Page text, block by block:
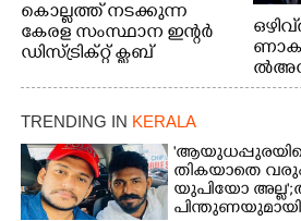
കൊല്ലത്ത് നടക്കുന്ന
കേരള സംസ്ഥാന ഇന്റർ
ഡിസ്ട്രിക്റ്റ് ക്ലബ്
ചാമ്പ്യൻഷിപ്പിൽ അണ്ടർ
20 ആൺകുട്ടികളുടെ 200
മത്സരത്തിനിടെ സിന്തറ്റിക്
ട്രാക്കിന് കുറുകെ ഓടുന്ന
നായകൾ.
ൽ
TRENDING IN KERALA
തികയാതെ
യുപിയോ
പിന്തുണയുമായി